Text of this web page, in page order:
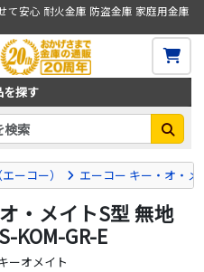
て安心 耐火金庫 防盗金庫 家庭用金庫
を探す
ーコー） エーコー キー・オ・メ
・メイトS型 無地
KOM-GR-E
ーオメイト